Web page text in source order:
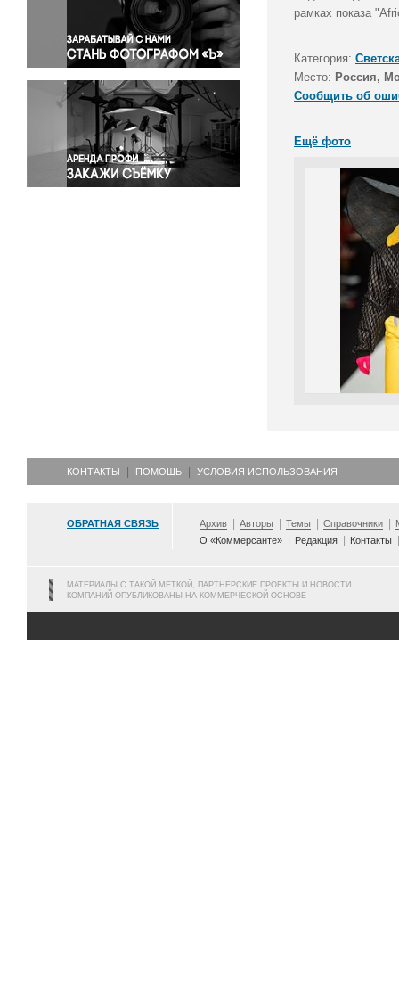
Правосудие
Происшествия и конфликты
Религия
Светская жизнь
Спорт
Экология
Экономика и бизнес
рамках показа
Категория:
Место: Россия,
Сообщить об
Ещё фото
КОНТАКТЫ ПОМОЩЬ УСЛОВИЯ ИСПОЛЬЗОВАНИЯ
ОБРАТНАЯ СВЯЗЬ Архив Авторы Темы Справочники
О «Коммерсанте»
Редакция Контакты
МАТЕРИАЛЫ С ТАКОЙ МЕТКОЙ, ПАРТНЕРСКИЕ ПРОЕКТЫ И НОВОСТИ
КОМПАНИЙ ОПУБЛИКОВАНЫ НА КОММЕРЧЕСКОЙ ОСНОВЕ